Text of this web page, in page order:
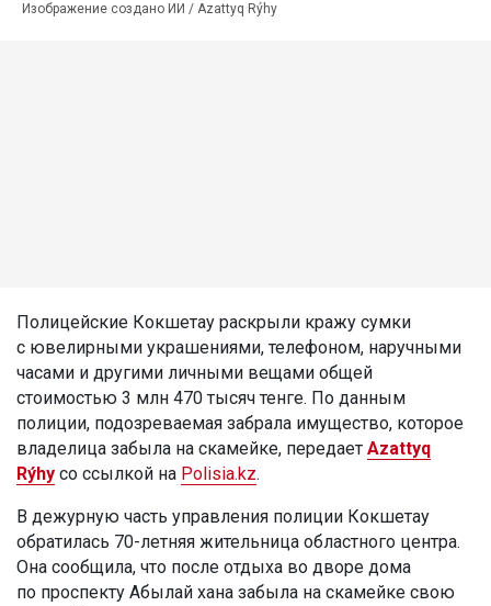
Изображение создано ИИ / Azattyq Rýhy
Полицейские Кокшетау раскрыли кражу сумки
с ювелирными украшениями, телефоном, наручными
часами и другими личными вещами общей
стоимостью 3 млн 470 тысяч тенге. По данным
полиции, подозреваемая забрала имущество, которое
владелица забыла на скамейке, передает Azattyq
Rýhy со ссылкой на Polisia.kz.
В дежурную часть управления полиции Кокшетау
обратилась 70-летняя жительница областного центра.
Она сообщила, что после отдыха во дворе дома
по проспекту Абылай хана забыла на скамейке свою